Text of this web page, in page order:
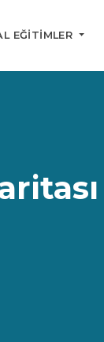
EĞITIMLER